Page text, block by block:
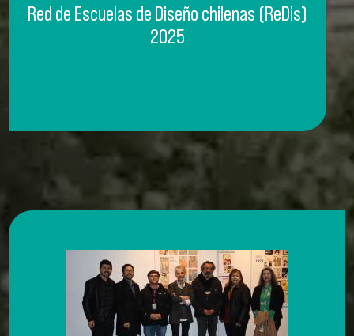
Red de Escuelas de Diseño chilenas (ReDis)
2025